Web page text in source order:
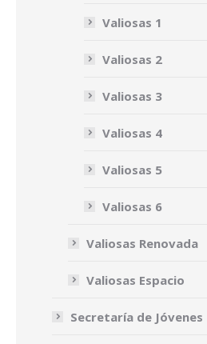
Valiosas 1
Valiosas 2
Valiosas 3
Valiosas 4
Valiosas 5
Valiosas 6
Valiosas Renovada
Valiosas Espacio
Secretaría de Jóvenes